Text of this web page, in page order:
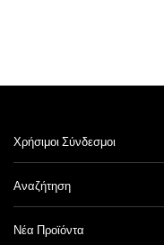
Χρήσιμοι Σύνδεσμοι
Αναζήτηση
Νέα Προϊόντα